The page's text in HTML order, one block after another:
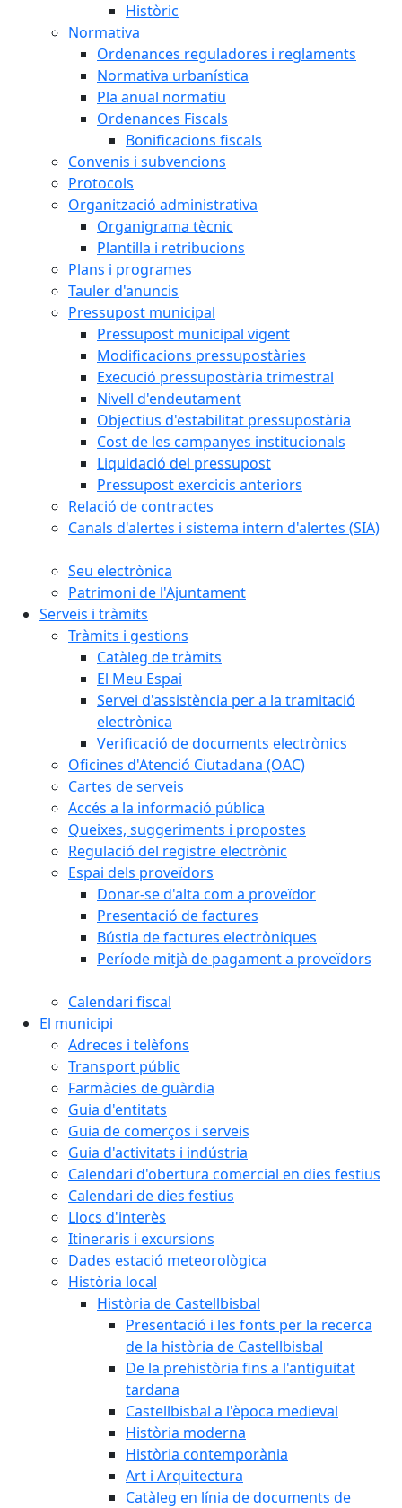
Històric
Normativa
Ordenances reguladores i reglaments
Normativa urbanística
Pla anual normatiu
Ordenances Fiscals
Bonificacions fiscals
Convenis i subvencions
Protocols
Organització administrativa
Organigrama tècnic
Plantilla i retribucions
Plans i programes
Tauler d'anuncis
Pressupost municipal
Pressupost municipal vigent
Modificacions pressupostàries
Execució pressupostària trimestral
Nivell d'endeutament
Objectius d'estabilitat pressupostària
Cost de les campanyes institucionals
Liquidació del pressupost
Pressupost exercicis anteriors
Relació de contractes
Canals d'alertes i sistema intern d'alertes (SIA)
Seu electrònica
Patrimoni de l'Ajuntament
Serveis i tràmits
Tràmits i gestions
Catàleg de tràmits
El Meu Espai
Servei d'assistència per a la tramitació
electrònica
Verificació de documents electrònics
Oficines d'Atenció Ciutadana (OAC)
Cartes de serveis
Accés a la informació pública
Queixes, suggeriments i propostes
Regulació del registre electrònic
Espai dels proveïdors
Donar-se d'alta com a proveïdor
Presentació de factures
Bústia de factures electròniques
Període mitjà de pagament a proveïdors
Calendari fiscal
El municipi
Adreces i telèfons
Transport públic
Farmàcies de guàrdia
Guia d'entitats
Guia de comerços i serveis
Guia d'activitats i indústria
Calendari d'obertura comercial en dies festius
Calendari de dies festius
Llocs d'interès
Itineraris i excursions
Dades estació meteorològica
Història local
Història de Castellbisbal
Presentació i les fonts per la recerca
de la història de Castellbisbal
De la prehistòria fins a l'antiguitat
tardana
Castellbisbal a l'època medieval
Història moderna
Història contemporània
Art i Arquitectura
Catàleg en línia de documents de